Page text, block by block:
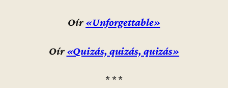
Oír «Unforgettable»
Oír «Quizás, quizás, quizás»
* * *